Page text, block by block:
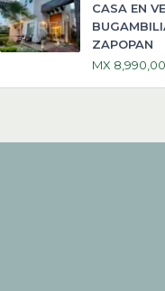
CASA EN
ZAPOPAN
MX